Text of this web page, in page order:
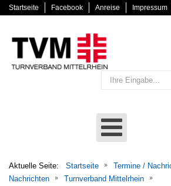
Startseite Facebook Anreise Impressum
Aktuelle Seite: Startseite
Termine /
Nachrichten
Turnverband Mittelrhein